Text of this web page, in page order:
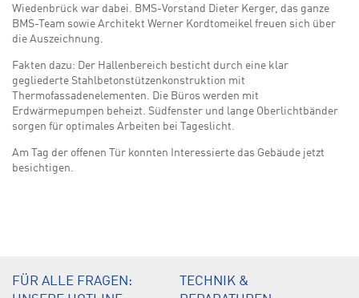
Wiedenbrück war dabei. BMS-Vorstand Dieter Kerger, das ganze
BMS-Team sowie Architekt Werner Kordtomeikel freuen sich über
die Auszeichnung.
Fakten dazu: Der Hallenbereich besticht durch eine klar
gegliederte Stahlbetonstützenkonstruktion mit
Thermofassadenelementen. Die Büros werden mit
Erdwärmepumpen beheizt. Südfenster und lange Oberlichtbänder
sorgen für optimales Arbeiten bei Tageslicht.
Am Tag der offenen Tür konnten Interessierte das Gebäude jetzt
besichtigen.
FÜR ALLE FRAGEN:
TECHNIK &